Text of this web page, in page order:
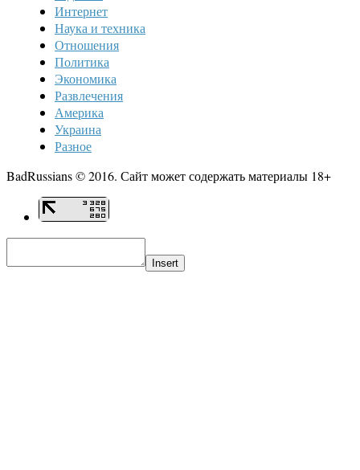
Интернет
Наука и техника
Отношения
Политика
Экономика
Развлечения
Америка
Украина
Разное
BadRussians © 2016. Сайт может содержать материалы 18+
Insert